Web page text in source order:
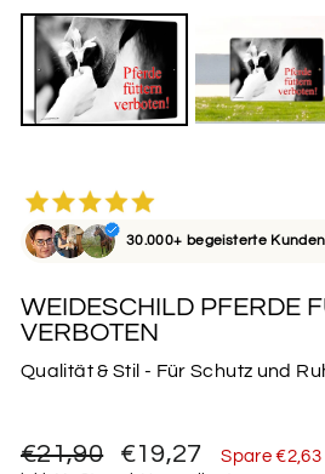
30.000+ begeisterte Kunden
WEIDESCHILD PFERDE
VERBOTEN
Qualität & Stil - Für Schutz und
Normaler
€21,90 Sonderpreis
€19,27 Spare €2,63